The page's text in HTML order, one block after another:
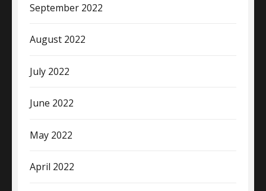
September 2022
August 2022
July 2022
June 2022
May 2022
April 2022